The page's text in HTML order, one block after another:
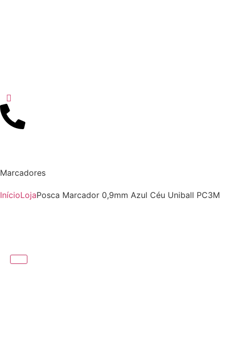
Marcadores
InícioLojaPosca Marcador 0,9mm Azul Céu Uniball PC3M